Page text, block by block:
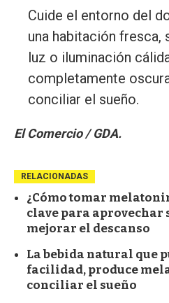
Cuide el entorno del
una habitación fresca,
luz o iluminación
completamente
conciliar el sueño.
El Comercio / GDA.
RELACIONADAS
¿Cómo tomar
clave para aprovechar
mejorar el descanso
La bebida natural que
facilidad, produce
conciliar el sueño